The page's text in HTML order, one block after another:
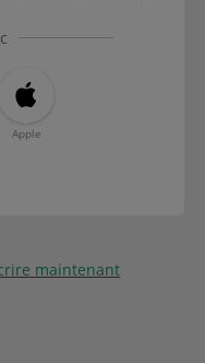
Apple
maintenant